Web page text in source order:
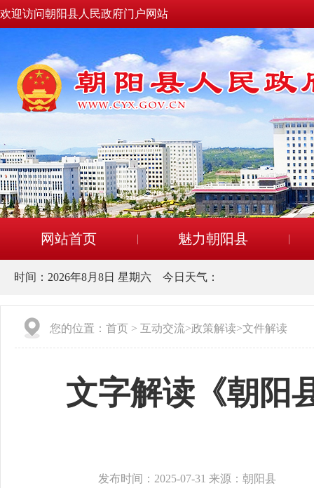
欢迎访问朝阳县人民政府门户网站
网站首页 魅力朝阳县
时间： 2026年8月8日 星期六 今日天气：
您的位置： 首页 > 互动交流>政策解读>文件解读
文字解读《朝阳
发布时间：2025-07-31 来源：朝阳县